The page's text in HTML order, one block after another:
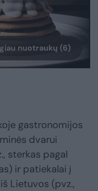
nuotraukų (6)
gastronomijos
dvarui
sterkas pagal
ir patiekalai į
Lietuvos (pvz.,